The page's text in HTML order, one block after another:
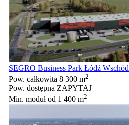
SEGRO Business Park Łódź Wschód
Pow. całkowita 8 300 m2
Pow. dostępna ZAPYTAJ
Min. modułod 1 400 m2